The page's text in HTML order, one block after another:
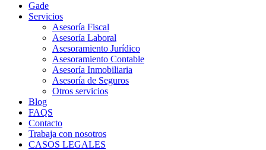
Gade
Servicios
Asesoría Fiscal
Asesoría Laboral
Asesoramiento Jurídico
Asesoramiento Contable
Asesoría Inmobiliaria
Asesoría de Seguros
Otros servicios
Blog
FAQS
Contacto
Trabaja con nosotros
CASOS LEGALES